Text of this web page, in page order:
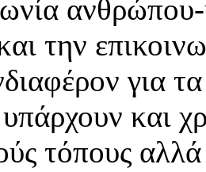
την
για
και
τόπους